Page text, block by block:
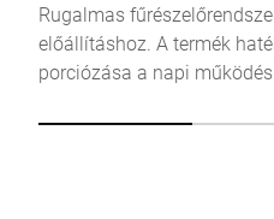
Rugalmas
előállításhoz. A termék
porciózása a napi
füstölt, és alkalmas